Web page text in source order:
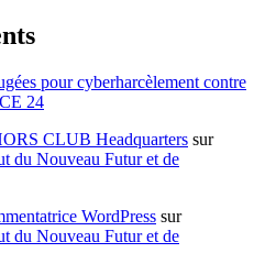
pour cyberharcèlement contre
24
CLUB Headquarters sur
du Nouveau Futur et de
WordPress sur
du Nouveau Futur et de